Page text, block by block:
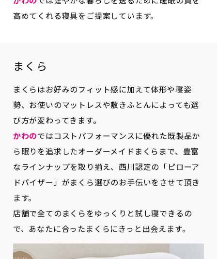
まくらはお好みのフィット感に加えて体形や寝姿
び方が変わってきます。
かわのではコストパフォーマンスに優れた既製品か
ら眠りを追求したオーダーメイドまくらまで、豊富
なラインナップを取り揃え、西川認定の「ピローア
ドバイザー」がまくら選びのお手伝いをさせて頂き
ます。
店舗で全てのまくらをゆっくりと試し寝できるの
で、あなたに合ったまくらにきっと出会えます。